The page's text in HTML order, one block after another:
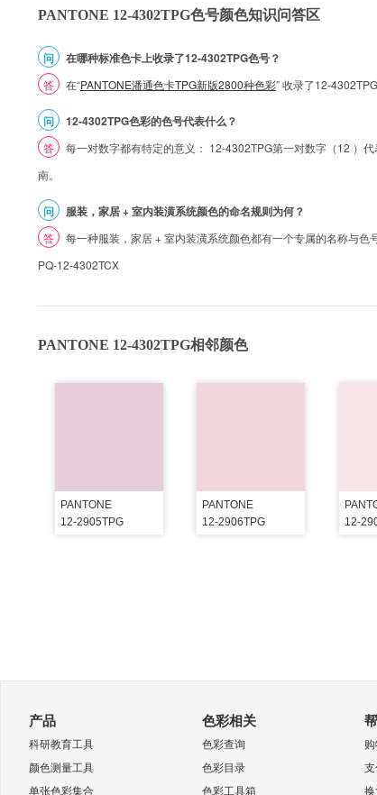
PANTONE 12-4302TPG色号颜色知识问答区
问 在哪种标准色卡上收录了12-4302TPG色号？
答 在“PANTONE潘通色卡TPG新版2800种色彩” 收录了12-
问 12-4302TPG色彩的色号代表什么？
答
每一对数字都有特定的意义： 12-4302TPG第一对数字（12 ）
南。
问 服装，家居 + 室内装潢系统颜色的命名规则为何？
答
每一种服装，家居 + 室内装潢系统颜色都有一个专属的名称与
PQ-12-4302TCX
PANTONE 12-4302TPG相邻颜色
PANTONE
12-2905TPG
PANTONE
12-2906TPG
12-
产品
科研教育工具
颜色测量工具
单张色彩集合
色彩相关
色彩查询
色彩目录
色彩工具箱